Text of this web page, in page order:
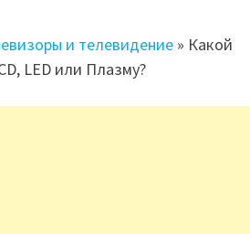
и телевидение» Какой
LED или Плазму?